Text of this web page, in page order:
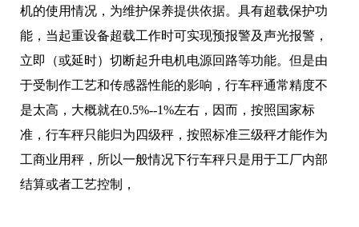
机的使用情况，为维护保养提供依据。具有超载保护功
能，当起重设备超载工作时可实现预报警及声光报警，
立即（或延时）切断起升电机电源回路等功能。但是由
于受制作工艺和传感器性能的影响，行车秤通常精度不
是太高，大概就在0.5%--1%左右，因而，按照国家标
准，行车秤只能归为四级秤，按照标准三级秤才能作为
工商业用秤，所以一般情况下行车秤只是用于工厂内部
结算或者工艺控制，